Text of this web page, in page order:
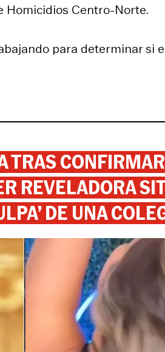
Homicidios Centro-Norte.
para determinar si
TRAS
REVELADORA
DE UNA